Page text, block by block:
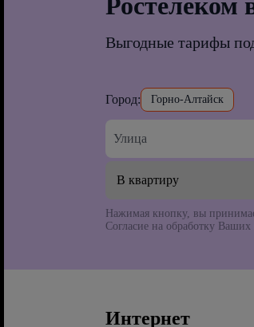
Выгодные тарифы
Город: Горно-Алтайск
Нажимая кнопку, вы
Согласие на обработку
Интернет